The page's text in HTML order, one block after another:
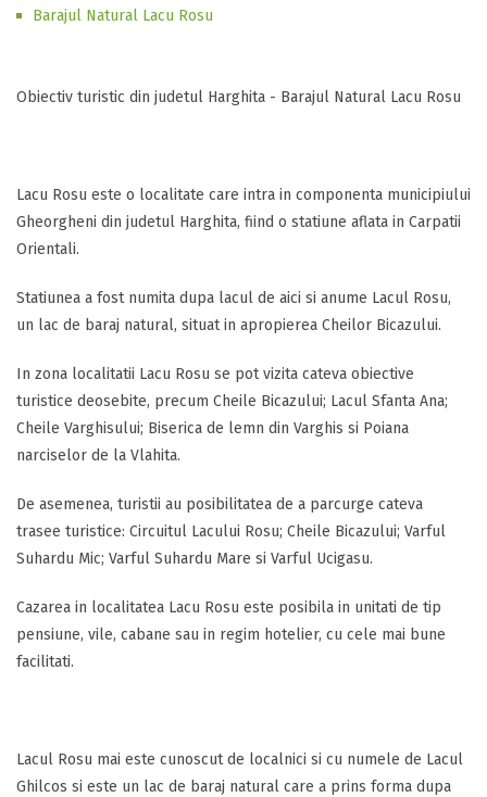
Barajul Natural Lacu Rosu
Obiectiv turistic din judetul Harghita - Barajul Natural Lacu Rosu
Lacu Rosu este o localitate care intra in componenta municipiului
Gheorgheni din judetul Harghita, fiind o statiune aflata in Carpatii
Orientali.
Statiunea a fost numita dupa lacul de aici si anume Lacul Rosu,
un lac de baraj natural, situat in apropierea Cheilor Bicazului.
In zona localitatii Lacu Rosu se pot vizita cateva obiective
turistice deosebite, precum Cheile Bicazului; Lacul Sfanta Ana;
Cheile Varghisului; Biserica de lemn din Varghis si Poiana
narciselor de la Vlahita.
De asemenea, turistii au posibilitatea de a parcurge cateva
trasee turistice: Circuitul Lacului Rosu; Cheile Bicazului; Varful
Suhardu Mic; Varful Suhardu Mare si Varful Ucigasu.
Cazarea in localitatea Lacu Rosu este posibila in unitati de tip
pensiune, vile, cabane sau in regim hotelier, cu cele mai bune
facilitati.
Lacul Rosu mai este cunoscut de localnici si cu numele de Lacul
Ghilcos si este un lac de baraj natural care a prins forma dupa